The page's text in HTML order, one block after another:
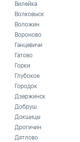
Вилейка
Волковыск
Воложин
Вороново
Ганцевичи
Гатово
Горки
Глубокое
Городок
Дзержинск
Добруш
Докшицы
Дрогичин
Дятлово